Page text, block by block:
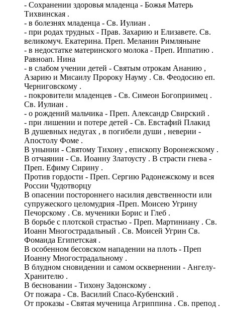
- Сохранении здоровья младенца - Божья Матерь
Тихвинская .
- в болезнях младенца - Св. Иулиан .
- при родах трудных - Прав. Захарию и Елизавете. Св.
великомуч. Екатерина. Преп. Меланин Римляныне
- в недостатке материнского молока - Преп. Иппатию .
Равноап. Нина
- в слабом учении детей - Святым отрокам Ананию ,
Азарию и Мисаилу Пророку Науму . Св. Феодосию еп.
Черниговскому .
- покровители младенцев - Св. Симеон Богоприимец .
Св. Иулиан .
- о рождений мальчика - Преп. Александр Свирский .
- при лишении и потере детей - Св. Евстафий Плакид
В душевных недугах , в погибели души , неверии -
Апостолу Фоме .
В унынии - Святому Тихону , епископу Воронежскому .
В отчаянии - Св. Иоанну Златоусту . В страсти гнева -
Преп. Ефиму Сирину .
Против гордости - Преп. Сергию Радонежскому и всея
России Чудотворцу
В опасении постороннего насилия девственности или
супружеского целомудрия -Преп. Моисею Угрину
Печорскому . Св. мученики Борис и Глеб .
В борьбе с плотской страстью - Преп. Мартиниану . Св.
Иоанн Многострадальный . Св. Моисей Угрин Св.
Фомаида Египетская .
В особенном бесовском нападении на плоть - Преп
Иоанну Многострадальному .
В блудном сновидении и самом осквернении - Ангелу-
Хранителю .
В бесновании - Тихону Задонскому .
От пожара - Св. Василий Спасо-Кубенский .
От проказы - Святая мученица Агриппина . Св. препод .